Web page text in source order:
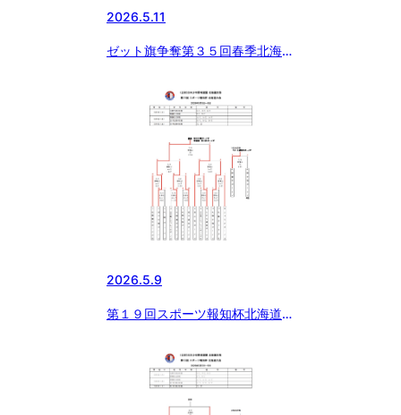
2026.5.11
ゼット旗争奪第３５回春季北海道
2026.5.9
第１９回スポーツ報知杯北海道大